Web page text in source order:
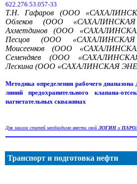
622.276.53.057-33
Т.Н. Гафаров (ООО
Облеков (ООО
Ахметдинов (ООО
Песцов (ООО
Моисеенков (ООО
Семендяев (ООО
Лескина (ООО «САХАЛИНСКАЯ
Методика определения рабочего
линий предохранительного клапана-
нагнетательных скважинах
Для заказа статей необходимо ввести свойЛОГИН и
Транспорт и подготовка нефти